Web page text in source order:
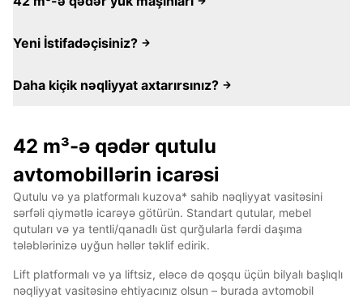
Yeni İstifadəçisiniz?
Daha kiçik nəqliyyat axtarırsınız?
42 m³-ə qədər qutulu
avtomobillərin icarəsi
Qutulu və ya platformalı kuzova* sahib nəqliyyat vasitəsini
sərfəli qiymətlə icarəyə götürün. Standart qutular, mebel
qutuları və ya tentli/qanadlı üst qurğularla fərdi daşıma
tələblərinizə uyğun həllər təklif edirik.
Lift platformalı və ya liftsiz, eləcə də qoşqu üçün bilyalı başlıqlı
nəqliyyat vasitəsinə ehtiyacınız olsun – burada avtomobil